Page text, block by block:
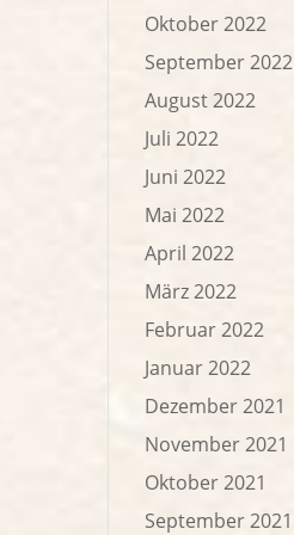
Oktober 2022
September 2022
August 2022
Juli 2022
Juni 2022
Mai 2022
April 2022
März 2022
Februar 2022
Januar 2022
Dezember 2021
November 2021
Oktober 2021
September 2021